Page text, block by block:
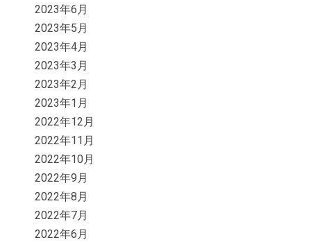
2023年6月
2023年5月
2023年4月
2023年3月
2023年2月
2023年1月
2022年12月
2022年11月
2022年10月
2022年9月
2022年8月
2022年7月
2022年6月